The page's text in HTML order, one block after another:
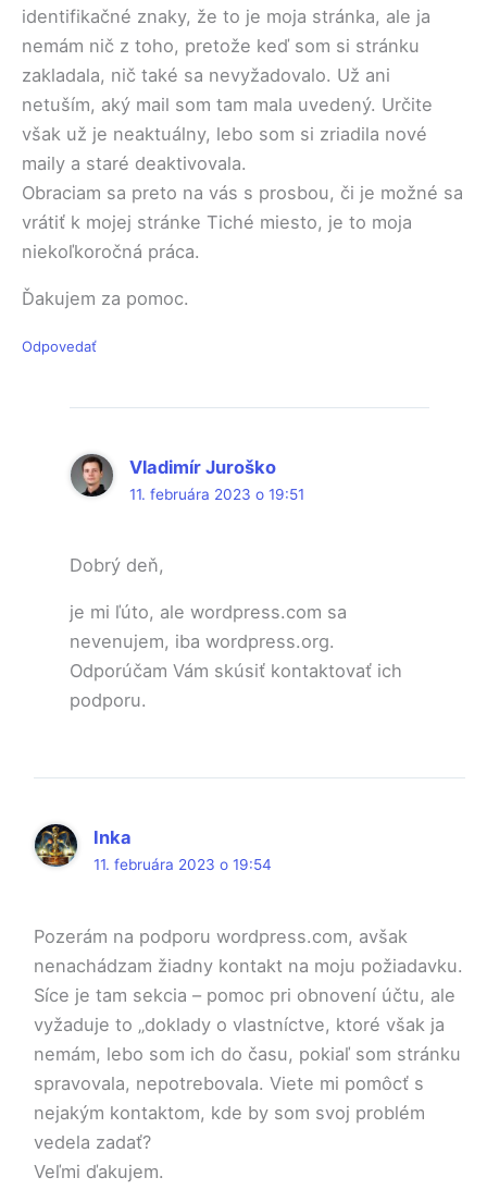
identifikačné znaky, že to je moja stránka, ale ja
nemám nič z toho, pretože keď som si stránku
zakladala, nič také sa nevyžadovalo. Už ani
netuším, aký mail som tam mala uvedený. Určite
však už je neaktuálny, lebo som si zriadila nové
maily a staré deaktivovala.
Obraciam sa preto na vás s prosbou, či je možné sa
vrátiť k mojej stránke Tiché miesto, je to moja
niekoľkoročná práca.
Ďakujem za pomoc.
Odpovedať
Vladimír Juroško
11. februára 2023 o 19:51
Dobrý deň,
je mi ľúto, ale wordpress.com sa
nevenujem, iba wordpress.org.
Odporúčam Vám skúsiť kontaktovať ich
podporu.
Inka
11. februára 2023 o 19:54
Pozerám na podporu wordpress.com, avšak
nenachádzam žiadny kontakt na moju požiadavku.
Síce je tam sekcia – pomoc pri obnovení účtu, ale
vyžaduje to „doklady o vlastníctve, ktoré však ja
nemám, lebo som ich do času, pokiaľ som stránku
spravovala, nepotrebovala. Viete mi pomôcť s
nejakým kontaktom, kde by som svoj problém
vedela zadať?
Veľmi ďakujem.